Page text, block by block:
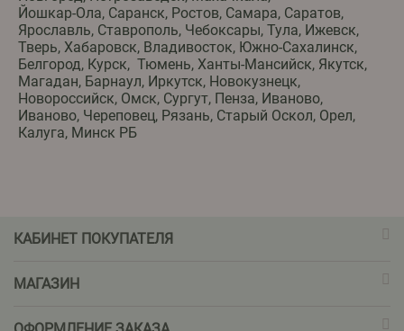
Йошкар-Ола, Саранск, Ростов, Самара, Саратов,
Ярославль, Ставрополь, Чебоксары, Тула, Ижевск,
Тверь, Хабаровск, Владивосток, Южно-Сахалинск,
Белгород, Курск, Тюмень, Ханты-Мансийск, Якутск,
Магадан, Барнаул, Иркутск, Новокузнецк,
Новороссийск, Омск, Сургут, Пенза, Иваново,
Иваново, Череповец, Рязань, Старый Оскол, Орел,
Калуга, Минск РБ
КАБИНЕТ ПОКУПАТЕЛЯ
МАГАЗИН